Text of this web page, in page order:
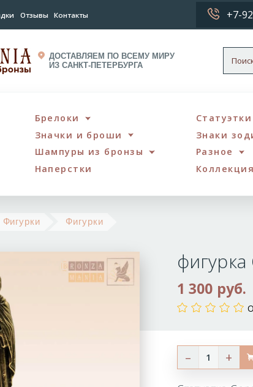
Отзывы Контакты +7-
ДОСТАВЛЯЕМ ПО ВСЕМУ МИРУ
ИЗ САНКТ-ПЕТЕРБУРГА
Брелоки
Значки и броши Знаки
Шампуры из бронзы Разное
Наперстки
Фигурки Фигурки
Радонежский
1 300 руб.
– +